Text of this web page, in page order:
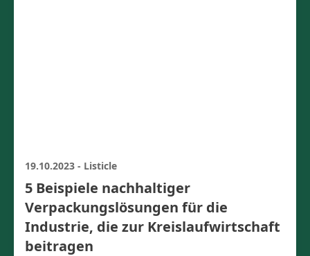
19.10.2023 - Listicle
5 Beispiele nachhaltiger
Verpackungs­lösungen für die
Industrie, die zur Kreislaufwirtschaft
beitragen